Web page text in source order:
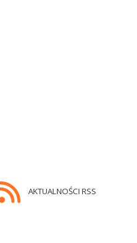
AKTUALNOŚCI RSS